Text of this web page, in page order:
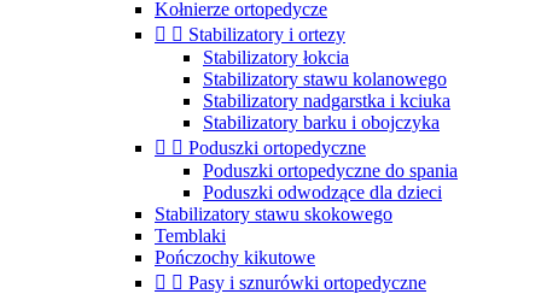
Kołnierze ortopedycze
  Stabilizatory i ortezy
Stabilizatory łokcia
Stabilizatory stawu kolanowego
Stabilizatory nadgarstka i kciuka
Stabilizatory barku i obojczyka
  Poduszki ortopedyczne
Poduszki ortopedyczne do spania
Poduszki odwodzące dla dzieci
Stabilizatory stawu skokowego
Temblaki
Pończochy kikutowe
  Pasy i sznurówki ortopedyczne